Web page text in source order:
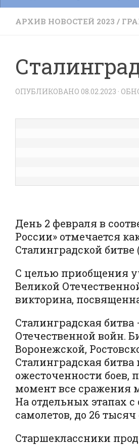
АРХИВ НОВОСТЕЙ 2023 /
ОПУБЛИКОВАНО 08.02.2023 ·
День 2 февраля в
России» отмечается
Сталинградской битве
С целью приобщения
Великой
викторина,
Сталинградская
Отечественной войн.
Воронежской,
Сталинградская
ожесточенности боев,
момент все сражения
На отдельных этапах
самолетов, до 26
Старшеклассники